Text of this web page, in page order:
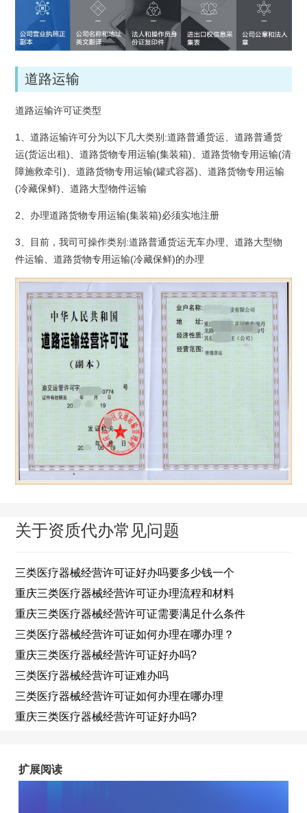
道路运输
道路运输许可证类型
1、道路运输许可分为以下几大类别:道路普通货运、道路普通货
运(货运出租)、道路货物专用运输(集装箱)、道路货物专用运输(清
障施救牵引)、道路货物专用运输(罐式容器)、道路货物专用运输
(冷藏保鲜)、道路大型物件运输
2、办理道路货物专用运输(集装箱)必须实地注册
3、目前，我司可操作类别:道路普通货运无车办理、道路大型物
件运输、道路货物专用运输(冷藏保鲜)的办理
关于资质代办常见问题
三类医疗器械经营许可证好办吗要多少钱一个
重庆三类医疗器械经营许可证办理流程和材料
重庆三类医疗器械经营许可证需要满足什么条件
三类医疗器械经营许可证如何办理在哪办理？
重庆三类医疗器械经营许可证好办吗?
三类医疗器械经营许可证难办吗
三类医疗器械经营许可证如何办理在哪办理
重庆三类医疗器械经营许可证好办吗?
扩展阅读